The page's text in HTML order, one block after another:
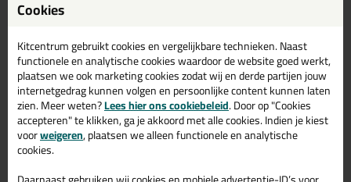
59,
Cookies
Kitcentrum gebruikt cookies en vergelijkbare technieken. Naast
functionele en analytische cookies waardoor de website goed werkt,
plaatsen we ook marketing cookies zodat wij en derde partijen jouw
internetgedrag kunnen volgen en persoonlijke content kunnen laten
zien. Meer weten?Lees hier ons cookiebeleid. Door op "Cookies
accepteren" te klikken, ga je akkoord met alle cookies. Indien je kiest
voorweigeren, plaatsen we alleen functionele en analytische
cookies.